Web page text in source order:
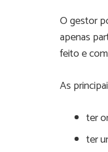
O gestor
apenas
feito e
As
ter
ter